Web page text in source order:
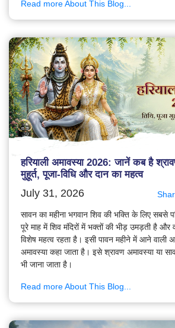
Read more About This Blog...
हरियाली अमावस्या 2026: जानें कब है
मुहूर्त, पूजा-विधि और दान का महत्व
July 31, 2026
सावन का महीना भगवान शिव की भक्ति के लिए सबसे
पूरे माह में शिव मंदिरों में भक्तों की भीड़ उमड़ती है
विशेष महत्व रहता है। इसी पावन महीने में आने वाली
अमावस्या कहा जाता है। इसे श्रावण अमावस्या या
भी जाना जाता है।
Read more About This Blog...